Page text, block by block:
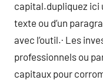
capital.dupliquez ici
texte ou d’un
avec l’outil.· Les
professionnels ou
capitaux pour